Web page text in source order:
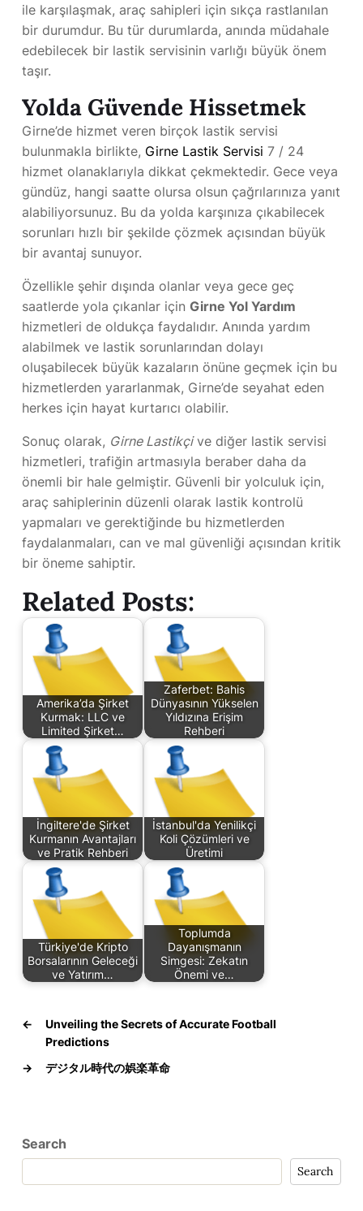
ile karşılaşmak, araç sahipleri için sıkça rastlanılan
bir durumdur. Bu tür durumlarda, anında müdahale
edebilecek bir lastik servisinin varlığı büyük önem
taşır.
Yolda Güvende Hissetmek
Girne’de hizmet veren birçok lastik servisi
bulunmakla birlikte, Girne Lastik Servisi 7 / 24
hizmet olanaklarıyla dikkat çekmektedir. Gece veya
gündüz, hangi saatte olursa olsun çağrılarınıza yanıt
alabiliyorsunuz. Bu da yolda karşınıza çıkabilecek
sorunları hızlı bir şekilde çözmek açısından büyük
bir avantaj sunuyor.
Özellikle şehir dışında olanlar veya gece geç
saatlerde yola çıkanlar için Girne Yol Yardım
hizmetleri de oldukça faydalıdır. Anında yardım
alabilmek ve lastik sorunlarından dolayı
oluşabilecek büyük kazaların önüne geçmek için bu
hizmetlerden yararlanmak, Girne’de seyahat eden
herkes için hayat kurtarıcı olabilir.
Sonuç olarak, Girne Lastikçive diğer lastik servisi
hizmetleri, trafiğin artmasıyla beraber daha da
önemli bir hale gelmiştir. Güvenli bir yolculuk için,
araç sahiplerinin düzenli olarak lastik kontrolü
yapmaları ve gerektiğinde bu hizmetlerden
faydalanmaları, can ve mal güvenliği açısından kritik
bir öneme sahiptir.
Related Posts:
Amerika’da Şirket
Kurmak: LLC ve
Limited Şirket…
Zaferbet: Bahis
Dünyasının Yükselen
Yıldızına Erişim
Rehberi
İngiltere'de Şirket
Kurmanın Avantajları
ve Pratik Rehberi
İstanbul'da Yenilikçi
Koli Çözümleri ve
Üretimi
Türkiye'de Kripto
Borsalarının Geleceği
ve Yatırım…
Toplumda
Dayanışmanın
Simgesi: Zekatın
Önemi ve…
←
Unveiling the Secrets of Accurate Football
Predictions
→
デジタル時代の娯楽革命
Search
Search